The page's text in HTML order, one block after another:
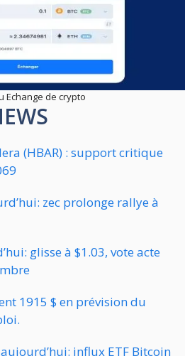
Echange de crypto
(HBAR) : support critique
zec prolonge rallye à
glisse à $1.03, vote acte
1915 $ en prévision du
influx ETF Bitcoin